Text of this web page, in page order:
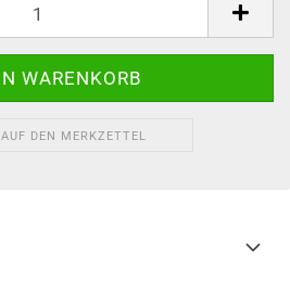
AUF DEN MERKZETTEL